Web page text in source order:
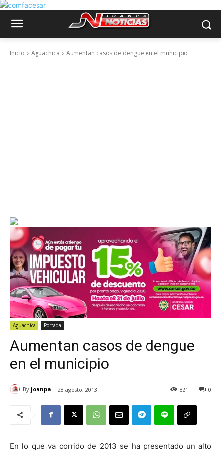
Inicio Aguachica Aumentan casos de dengue en el municipio
Aguachica Portada
Aumentan casos de dengue
en el municipio
By joanpa 28 agosto, 2013 0
821
En lo que va corrido de 2013 se ha presentado un alto